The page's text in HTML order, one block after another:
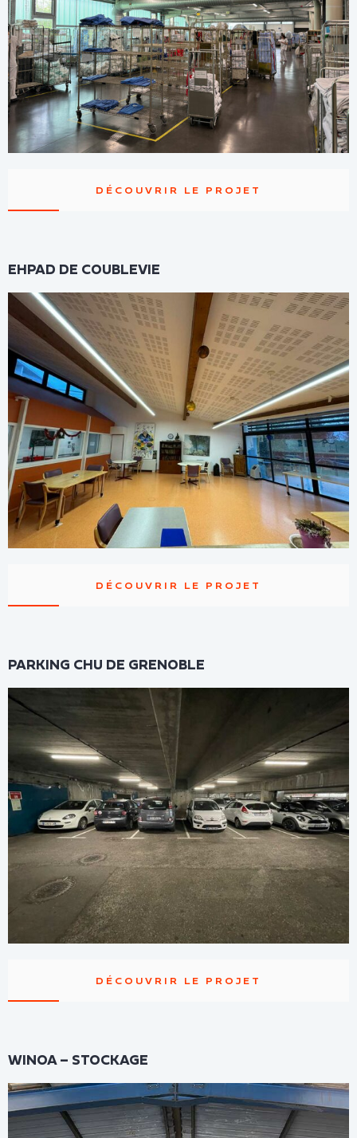
DÉCOUVRIR LE PROJET
EHPAD DE COUBLEVIE
DÉCOUVRIR LE PROJET
PARKING CHU DE GRENOBLE
DÉCOUVRIR LE PROJET
WINOA – STOCKAGE